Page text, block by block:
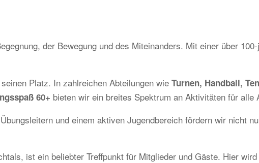
der Bewegung und des Miteinanders. Mit einer über
Platz. In zahlreichen Abteilungen wie Turnen, Handball,
60+ bieten wir ein breites Spektrum an Aktivitäten für alle
und einem aktiven Jugendbereich fördern wir nicht
ist ein beliebter Treffpunkt für Mitglieder und Gäste. Hier